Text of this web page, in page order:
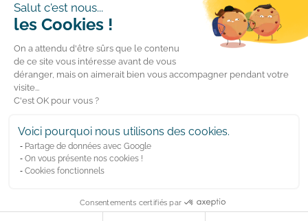
Salut c'est nous...
les Cookies !
On a attendu d'être sûrs que le contenu
de ce site vous intéresse avant de vous
déranger, mais on aimerait bien vous accompagner pendant votre
visite...
C'est OK pour vous ?
Voici pourquoi nous utilisons des cookies.
Partage de données avec Google
On vous présente nos cookies !
Cookies fonctionnels
Consentements certifiés par
LA BOUTIQUE
LIENS RAPIDES
Instagram
©Kinedo
Mentions légales Politique de confidentialité